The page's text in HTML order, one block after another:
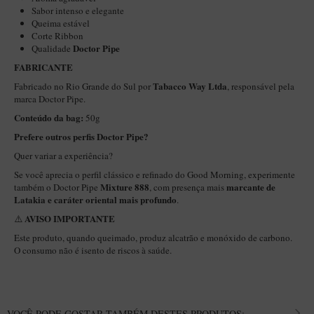
New Rose Polido
Petrus
Piccolo
Premium
Sextavado
Zuccardi
Callia
Hobby
Speciale
BB Liso e Rústico
CACHIMBOS ARTESANAIS DE BRIAR ITALIANO
Sabor intenso e elegante
Queima estável
Corte Ribbon
Qualidade Doctor Pipe
FABRICANTE
Fabricado no Rio Grande do Sul porTabacco Way Ltda, responsável pela
marca Doctor Pipe.
Conteúdo da bag: 50g
Prefere outros perfis Doctor Pipe?
Quer variar a experiência?
Se você aprecia o perfil clássico e refinado do Good Morning, experimente
também o Doctor Pipe Mixture 888, com presença maismarcante de
Latakia e caráter oriental mais profundo.
⚠️AVISO IMPORTANTE
Este produto, quando queimado, produz alcatrão e monóxido de carbono.
O consumo não é isento de riscos à saúde.